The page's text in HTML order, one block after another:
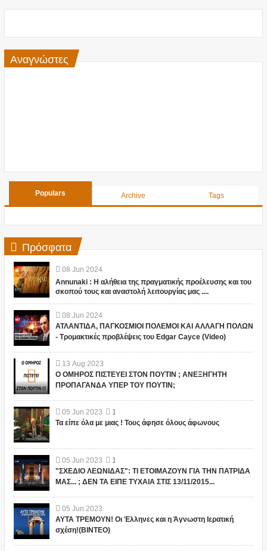
Αναγνώστες
Populars Archive Tags
Πρόσφατα
08 Jun 2024
Annunaki : Η αλήθεια της πραγματικής προέλευσης και του
σκοπού τους και αναστολή λειτουργίας μας ....
08 Jun 2024
ΑΤΛΑΝΤΙΔΑ, ΠΑΓΚΟΣΜΙΟΙ ΠΟΛΕΜΟΙ ΚΑΙ ΑΛΛΑΓΗ ΠΟΛΩΝ
- Τρομακτικές προβλέψεις του Edgar Cayce (Video)
13 Aug 2023
Ο ΟΜΗΡΟΣ ΠΙΣΤΕΥΕΙ ΣΤΟΝ ΠΟΥΤΙΝ ; ΑΝΕΞΗΓΗΤΗ
ΠΡΟΠΑΓΑΝΔΑ ΥΠΕΡ ΤΟΥ ΠΟΥΤΙΝ;
05 Jun 2023
1
Τα είπε όλα με μιας ! Τους άφησε όλους άφωνους
05 Jun 2023
1
"ΣΧΕΔΙΟ ΛΕΩΝΙΔΑΣ": ΤΙ ΕΤΟΙΜΑΖΟΥΝ ΓΙΑ ΤΗΝ ΠΑΤΡΙΔΑ
ΜΑΣ... ; ΔΕΝ ΤΑ ΕΙΠΕ ΤΥΧΑΙΑ ΣΤΙΣ 13/11/2015...
05 Jun 2023
ΑΥΤΑ ΤΡΕΜΟΥΝ! Οι Έλληνες και η Άγνωστη Ιερατική
σχέση!(ΒΙΝΤΕΟ)